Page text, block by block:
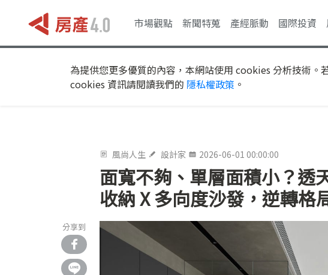
市場觀點 新聞特蒐 產經脈動 國際投資
為提供您更多優質的內容，本網站使用 cookies 分析技術
cookies 資訊請閱讀我們的 隱私權政策 。
風尚人生 設計家 2026-06-01 00:00:00
面寬不夠、單層面積小？透
收納 X 多向度沙發，逆轉格
分享到